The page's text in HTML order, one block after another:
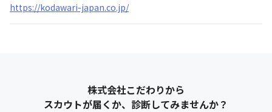
https://kodawari-japan.co.jp/
株式会社こだわりから
スカウトが届くか、診断してみませんか？